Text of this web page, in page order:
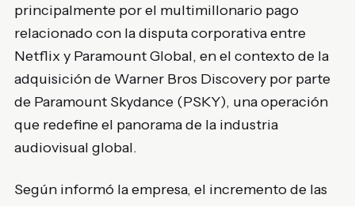
principalmente por el multimillonario pago
relacionado con la disputa corporativa entre
Netflix y Paramount Global, en el contexto de la
adquisición de Warner Bros Discovery por parte
de Paramount Skydance (PSKY), una operación
que redefine el panorama de la industria
audiovisual global.
Según informó la empresa, el incremento de las